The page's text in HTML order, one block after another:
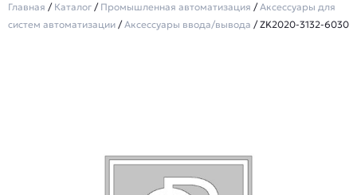
Главная / Каталог / Промышленная автоматизация /Аксессуары для
систем автоматизации /Аксессуары ввода/вывода / ZK2020-3132-6030